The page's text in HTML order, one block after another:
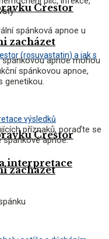
Crestor
zacházet
interpretace
Crestor
zacházet
spánková apnoe u
apnoe mohou
spánkovou apnoe,
genetikou.
příznaků, poraďte se
apnoe: